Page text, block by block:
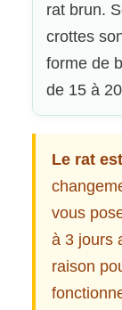
rat brun.
crottes
forme de
de 15 à
Le rat
vous
à 3 jours
raison